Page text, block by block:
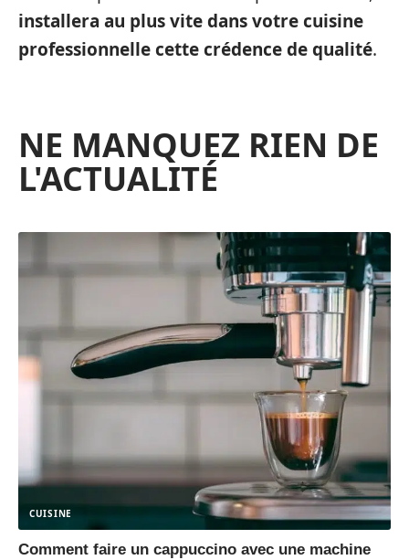
installera au plus vite dans votre cuisine
professionnelle cette crédence de qualité.
NE MANQUEZ RIEN DE
L'ACTUALITÉ
CUISINE
Comment faire un cappuccino avec une machine